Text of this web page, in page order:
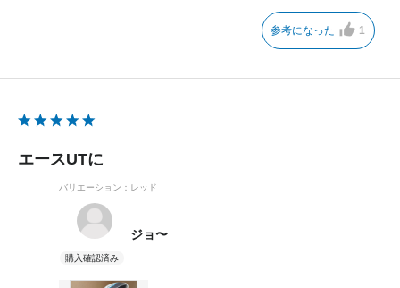
参考になった 1
エースUTに
バリエーション：レッド
ジョ〜